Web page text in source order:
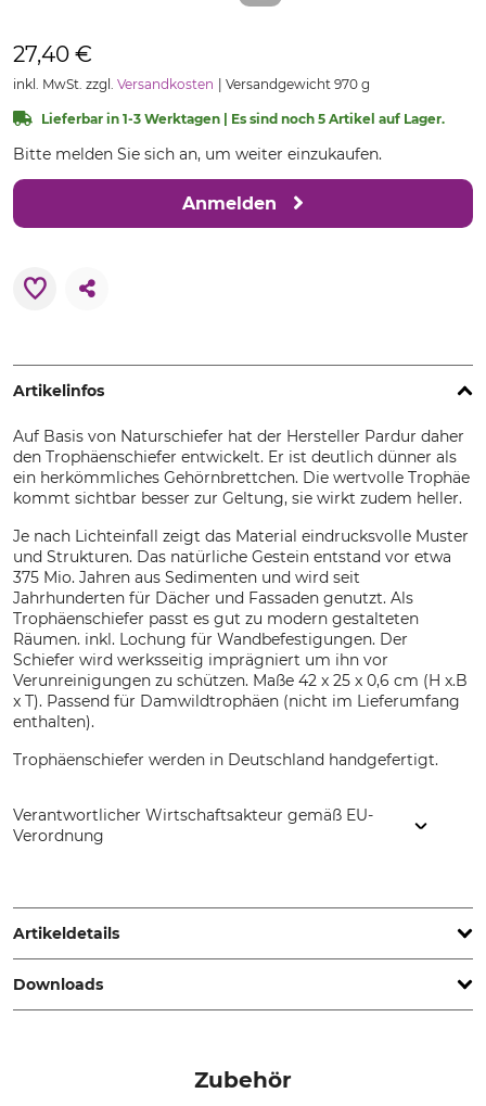
27,40 €
inkl. MwSt. zzgl. Versandkosten Versandgewicht 970 g
Lieferbar in 1-3 Werktagen | Es sind noch 5 Artikel auf Lager.
Bitte melden Sie sich an, um weiter einzukaufen.
Anmelden
Artikelinfos
Auf Basis von Naturschiefer hat der Hersteller Pardur daher
den Trophäenschiefer entwickelt. Er ist deutlich dünner als
ein herkömmliches Gehörnbrettchen. Die wertvolle Trophäe
kommt sichtbar besser zur Geltung, sie wirkt zudem heller.
Je nach Lichteinfall zeigt das Material eindrucksvolle Muster
und Strukturen. Das natürliche Gestein entstand vor etwa
375 Mio. Jahren aus Sedimenten und wird seit
Jahrhunderten für Dächer und Fassaden genutzt. Als
Trophäenschiefer passt es gut zu modern gestalteten
Räumen. inkl. Lochung für Wandbefestigungen. Der
Schiefer wird werksseitig imprägniert um ihn vor
Verunreinigungen zu schützen. Maße 42 x 25 x 0,6 cm (H x.B
x T). Passend für Damwildtrophäen (nicht im Lieferumfang
enthalten).
Trophäenschiefer werden in Deutschland handgefertigt.
Verantwortlicher Wirtschaftsakteur gemäß EU-
Verordnung
Remscheid, Germany, www.pardur.com
Artikeldetails
Marke
Pardur
Trophäenschiefer
Made in Germany
Downloads
Zubehör